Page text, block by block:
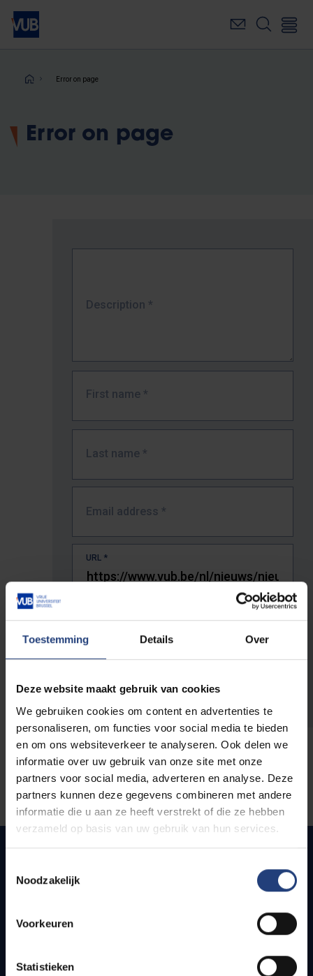
Toestemming Details Over
Deze website maakt gebruik van cookies
We gebruiken cookies om content en advertenties te
personaliseren, om functies voor social media te bieden
en om ons websiteverkeer te analyseren. Ook delen we
informatie over uw gebruik van onze site met onze
partners voor social media, adverteren en analyse. Deze
partners kunnen deze gegevens combineren met andere
informatie die u aan ze heeft verstrekt of die ze hebben
verzameld op basis van uw gebruik van hun services.
Noodzakelijk
Voorkeuren
Statistieken
Skip
main
Breadcrumb
Error on page
Error on page
Description *
First name *
Last name *
Email address *
URL *
The full URL of the page where you encountered the error.
Quick links
How to get to the VUB campuses